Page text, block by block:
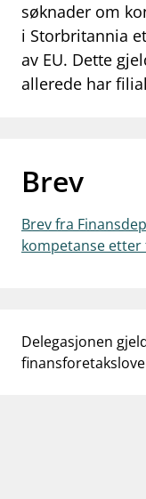
mail_outlineKontakt oss
work_outlineJobb hos oss
dashboard
søknader om
i Storbritannia
av EU. Dette
allerede har
Brev
Brev fra
kompetanse etter
Delegasjonen